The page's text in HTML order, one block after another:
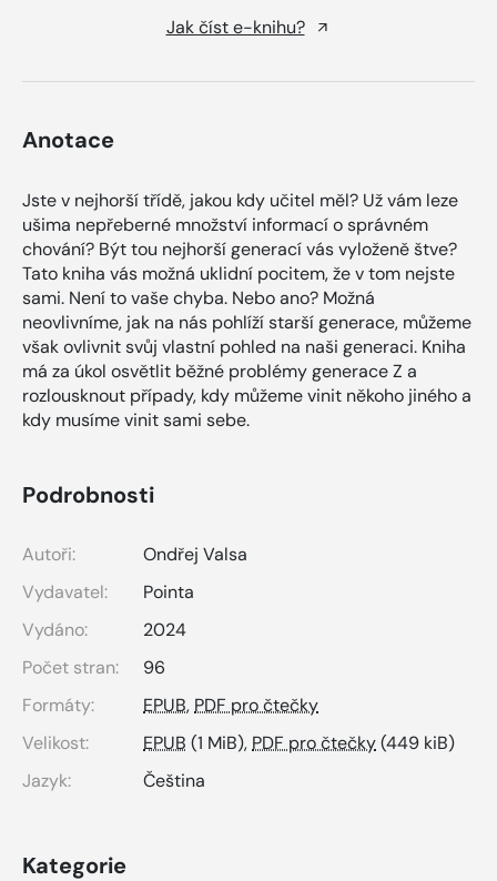
Jak číst e-knihu?
Anotace
Jste v nejhorší třídě, jakou kdy učitel měl? Už vám leze
ušima nepřeberné množství informací o správném
chování? Být tou nejhorší generací vás vyloženě štve?
Tato kniha vás možná uklidní pocitem, že v tom nejste
sami. Není to vaše chyba. Nebo ano? Možná
neovlivníme, jak na nás pohlíží starší generace, můžeme
však ovlivnit svůj vlastní pohled na naši generaci. Kniha
má za úkol osvětlit běžné problémy generace Z a
rozlousknout případy, kdy můžeme vinit někoho jiného a
kdy musíme vinit sami sebe.
Podrobnosti
Autoři:
Ondřej Valsa
Vydavatel:
Pointa
Vydáno:
2024
Počet stran:
96
Formáty:
EPUB, PDF pro čtečky
Velikost:
EPUB (1 MiB), PDF pro čtečky(449 kiB)
Jazyk:
Čeština
Kategorie